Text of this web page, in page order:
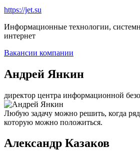
https://jet.su
Информационные технологии,
интернет
Вакансии компании
Андрей Янкин
директор центра информационной
Любую задачу можно решить, когда
которую можно положиться.
Александр Казаков